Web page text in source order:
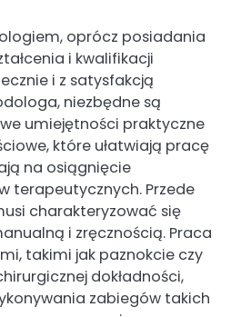
oprócz posiadania
i kwalifikacji
i z satysfakcją
niezbędne są
umiejętności praktyczne
które ułatwiają pracę
na osiągnięcie
terapeutycznych. Przede
charakteryzować się
i zręcznością. Praca
takimi jak paznokcie czy
dokładności,
zabiegów takich